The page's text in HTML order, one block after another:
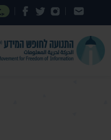
דילוג לתוכן העמוד